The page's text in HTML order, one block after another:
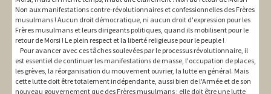
Non aux manifestations contre-révolutionnaires et confessionnelles des Frères
musulmans ! Aucun droit démocratique, ni aucun droit d'expression pour les
Frères musulmans et leurs dirigeants politiques, quand ils mobilisent pour le
retour de Morsi ! Le plein respect et la liberté religieuse pour le peuple !
Pour avancer avec ces tâches soulevées par le processus révolutionnaire, il
est essentiel de continuer les manifestations de masse, l'occupation de places,
les grèves, la réorganisation du mouvement ouvrier, la lutte en général. Mais
cette lutte doit être totalement indépendante, aussi bien de l'Armée et de son
nouveau gouvernement que des Frères musulmans ; elle doit être une lutte